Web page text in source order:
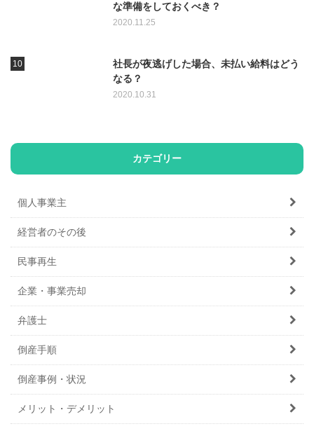
な準備をしておくべき？
2020.11.25
社長が夜逃げした場合、未払い給料はどう
なる？
2020.10.31
カテゴリー
個人事業主
経営者のその後
民事再生
企業・事業売却
弁護士
倒産手順
倒産事例・状況
メリット・デメリット